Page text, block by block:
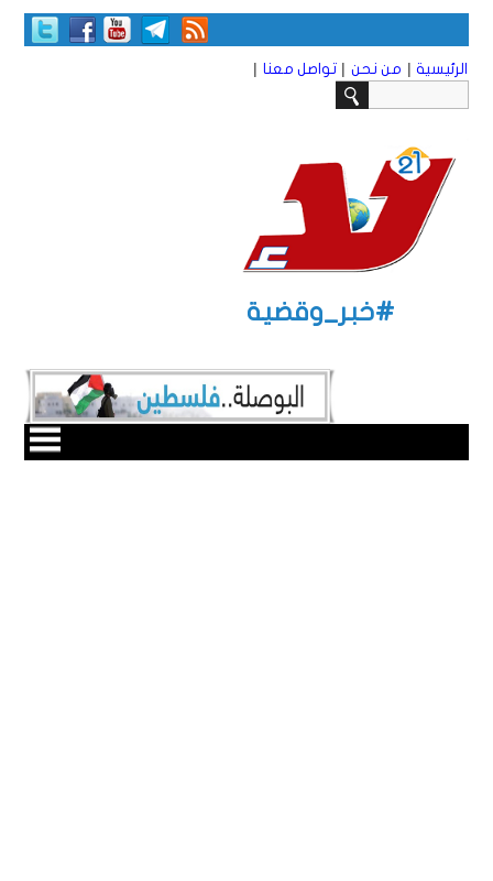
الرئيسية | من نحن | تواصل معنا |
#خبر_وقضية